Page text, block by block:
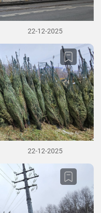
22-12-2025
22-12-2025